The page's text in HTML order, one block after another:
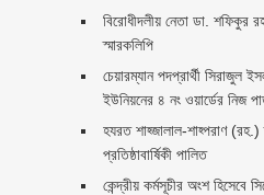
বিরোধীদলীয় নেতা ডা. শফিকুর
স্মারকলিপি ‎
চেয়ারম্যান পদপ্রার্থী সিরাজুল
ইউনিয়নের ৪ নং ওয়ার্ডের নিজ
হযরত শাহ্জালাল-শাহ্পরাণ (রহ.)
প্রতিষ্ঠাবার্ষিকী পালিত ‎​
কেন্দ্রীয় কর্মসূচীর অংশ হিসেবে